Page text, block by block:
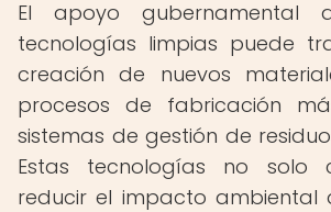
El apoyo
tecnologías limpias puede
creación de nuevos
procesos de fabricación
sistemas de gestión de
Estas tecnologías no solo
reducir el impacto ambiental